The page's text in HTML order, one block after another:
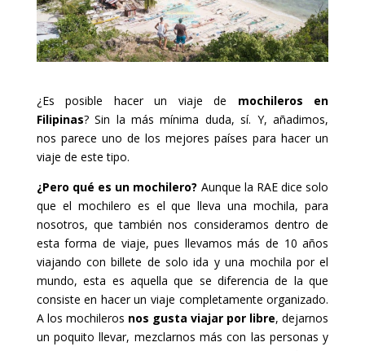
¿Es posible hacer un viaje de mochileros en
Filipinas? Sin la más mínima duda, sí. Y, añadimos,
nos parece uno de los mejores países para hacer un
viaje de este tipo.
¿Pero qué es un mochilero? Aunque la RAE dice solo
que el mochilero es el que lleva una mochila, para
nosotros, que también nos consideramos dentro de
esta forma de viaje, pues llevamos más de 10 años
viajando con billete de solo ida y una mochila por el
mundo, esta es aquella que se diferencia de la que
consiste en hacer un viaje completamente organizado.
A los mochileros nos gusta viajar por libre, dejarnos
un poquito llevar, mezclarnos más con las personas y